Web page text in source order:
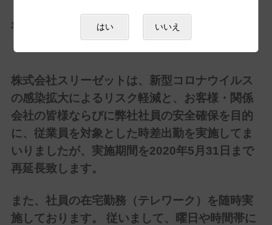
平素より格別のご愛顧を賜り厚く御礼申し上げ
株式会社スリーゼットは、新型コロナウイルス
の感染拡大によるリスク軽減と、お客様・関係
会社の皆様ならびに弊社社員の安全確保を目的
に、従業員を対象とした時差出勤を実施してま
いりましたが、実施期間を2020年5月31日まで
再延長致します。
また、社員の在宅勤務（テレワーク）を随時実
施しております。 従いまして、曜日や時間帯に
はい いいえ